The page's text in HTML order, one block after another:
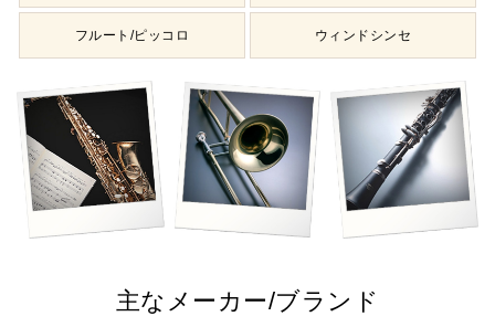
フルート/ピッコロ ウィンドシンセ
主なメーカー/ブランド